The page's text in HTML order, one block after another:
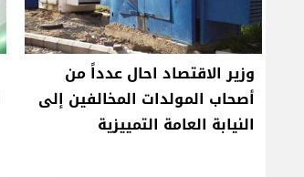
وزير الاقتصاد احال عدداً من
أصحاب المولدات المخالفين إلى
النيابة العامة التمييزية